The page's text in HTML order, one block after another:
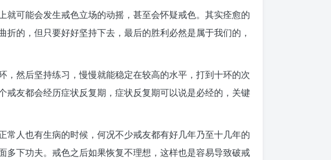
可能会发生戒色立场的动摇，甚至会怀疑戒色。其实痊愈的
的，但只要好好坚持下去，最后的胜利必然是属于我们的，
然后坚持练习，慢慢就能稳定在较高的水平，打到十环的次
友都会经历症状反复期，症状反复期可以说是必经的，关键
人也有生病的时候，何况不少戒友都有好几年乃至十几年的
下功夫。戒色之后如果恢复不理想，这样也是容易导致破戒